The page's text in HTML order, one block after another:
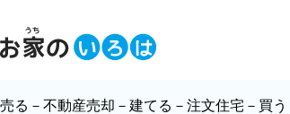
売る －不動産売却－ 建てる －注文住宅－ 買う